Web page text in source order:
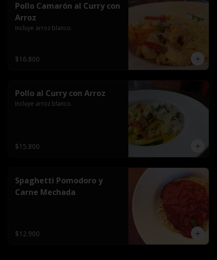
Pollo Camarón al Curry con
Arroz
Incluye arroz blanco.
$16.800
Pollo al Curry con Arroz
Incluye arroz blanco.
$15.800
Spaghetti Pomodoro y
Carne Mechada
$12.900